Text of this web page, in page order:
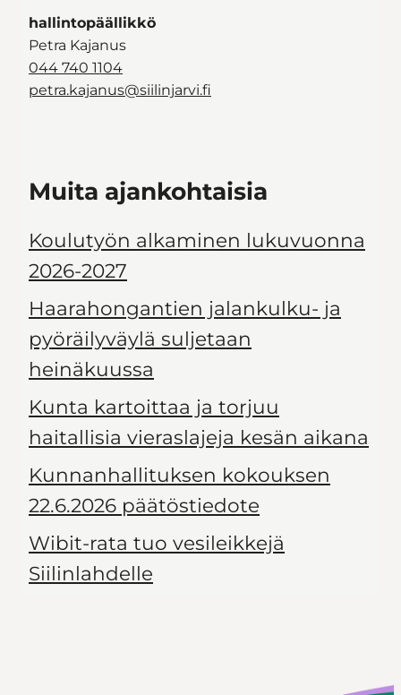
hallintopäällikkö
Petra Kajanus
044 740 1104
petra.kajanus@siilinjarvi.fi
Muita ajankohtaisia
Koulutyön alkaminen lukuvuonna
2026-2027
Haarahongantien jalankulku- ja
pyöräilyväylä suljetaan
heinäkuussa
Kunta kartoittaa ja torjuu
haitallisia vieraslajeja kesän aikana
Kunnanhallituksen kokouksen
22.6.2026 päätöstiedote
Wibit-rata tuo vesileikkejä
Siilinlahdelle